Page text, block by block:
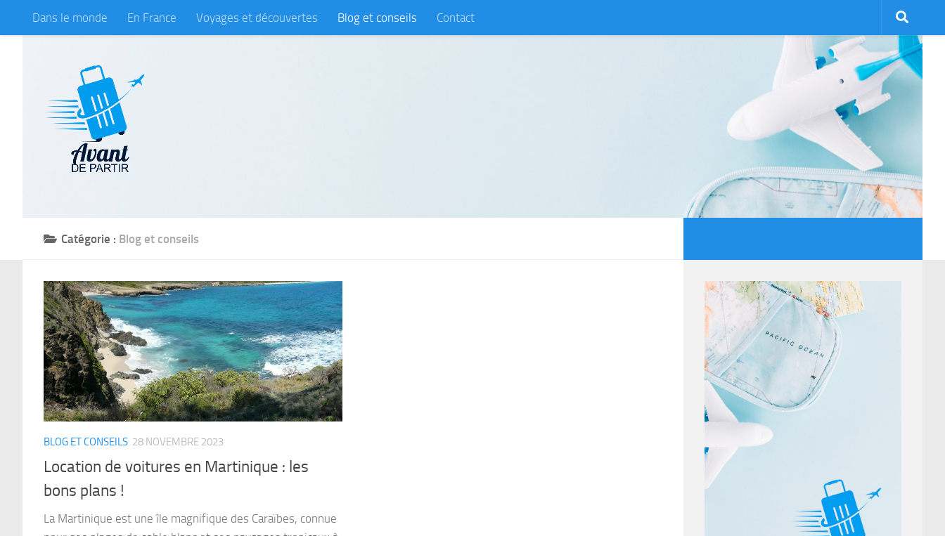
Skip to content
Dans le monde En France Voyages et découvertes Blog et conseils Contact
Catégorie : Blog et conseils
BLOG ET CONSEILS 28 NOVEMBRE 2023
Location de voitures en Martinique : les
bons plans !
La Martinique est une île magnifique des Caraïbes, connue